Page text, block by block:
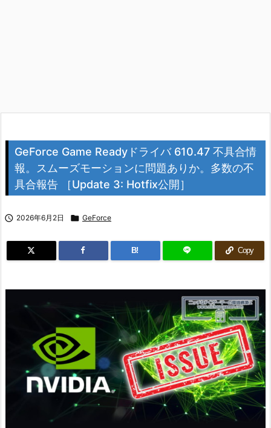
GeForce Game Readyドライバ 610.47 不具合情
報。スムーズモーションに問題ありか。多数の不
具合報告 ［Update 3: Hotfix公開］
 2026年6月2日  GeForce
B! Copy